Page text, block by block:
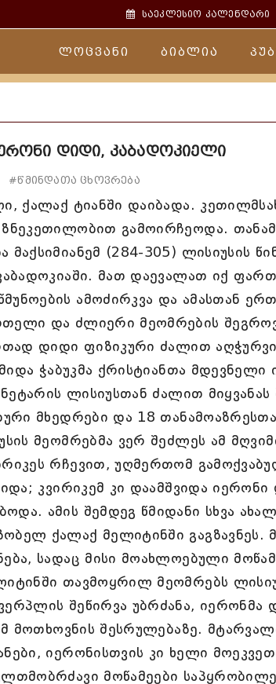
საეკლესიო კალენდარი
ლოცვანი ბიბლია
დიდი, კაბადოკიელი
#წმინდათა ცხოვრება
ქალაქ ტიანში დაიბადა.
გამოირჩეოდა.
(284-305) ლისიუსის
მათ დაევალათ იქ
ამოძირკვა და ამასთან
და ძლიერი მეომრების
დიდი ფიზიკური ძალით
ჭაბუკმა ქრისტიანთა მდევნელი
ლისიუსთან ძალით მიყვანას
მხედრები და 18
მეომრებმა ვერ შეძლეს ამ
რჩევით, უღმერთომ
კვირიკემ კი დაამშვიდა იერონი
ამის შემდეგ წმიდანი სხვა
ქალაქ მელიტინში გაგზავნეს.
სადაც მისი მოახლოებული
თავმოყრილ მეომრებს
შეწირვა უბრძანა, იერონმა
მოთხოვნის შესრულებაზე.
იერონისთვის კი ხელი
მოწამეები